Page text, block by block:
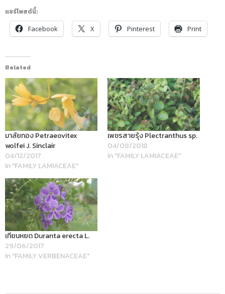
แชร์โพสต์นี้:
Facebook
X Pinterest Print
Related
มาลัยทอง Petraeovitex
wolfei J. Sinclair
04/12/2017
In "FAMILY LAMIACEAE"
เพชรสายรุ้ง Plectranthus sp.
04/08/2018
In "FAMILY LAMIACEAE"
เทียนหยด Duranta erecta L.
29/06/2017
In "FAMILY VERBENACEAE"